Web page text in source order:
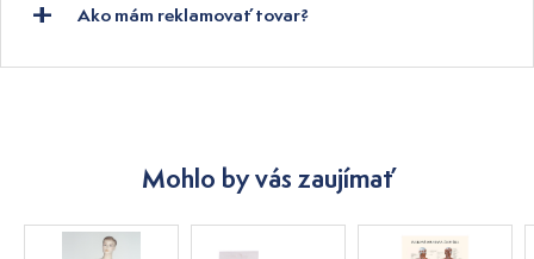
Ako mám reklamovať tovar?
Mohlo by vás zaujímať